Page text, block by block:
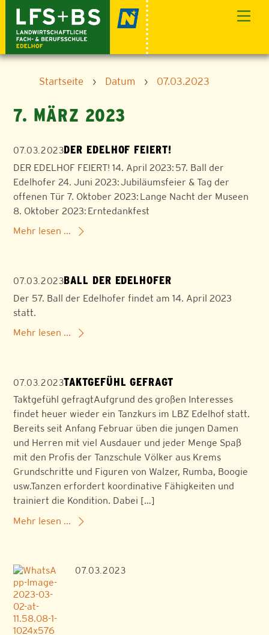
content
Startseite › Datum › 07.03.2023
7. MÄRZ 2023
07.03.2023DER EDELHOF FEIERT!
DER EDELHOF FEIERT! 14. April 2023: 57. Ball der
Edelhofer 24. Juni 2023: Jubiläumsfeier & Tag der
offenen Tür 7. Oktober 2023: Lange Nacht der Museen
8. Oktober 2023: Erntedankfest
Mehr lesen ...
07.03.2023BALL DER EDELHOFER
Der 57. Ball der Edelhofer findet am 14. April 2023
statt.
Mehr lesen ...
07.03.2023TAKTGEFÜHL GEFRAGT
Taktgefühl gefragtAufgrund des großen Interesses
findet heuer wieder ein Tanzkurs im LBZ Edelhof statt.
Bereits seit Anfang Februar üben die jungen Damen
und Herren mit viel Ausdauer und jeder Menge Spaß
mit den Profis der Tanzschule Völker aus Krems
Grundschritte und Figuren von Walzer, Rumba, Boogie
usw.Tanzen erfordert koordinative Fähigkeiten und
trainiert die Kondition. Dabei […]
Mehr lesen ...
07.03.2023